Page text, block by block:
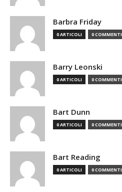
Barbra Friday
0 ARTICOLI 0 COMMENTI
Barry Leonski
0 ARTICOLI 0 COMMENTI
Bart Dunn
0 ARTICOLI 0 COMMENTI
Bart Reading
0 ARTICOLI 0 COMMENTI